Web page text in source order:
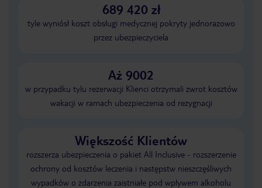
689 420 zł
tyle wyniósł koszt obsługi medycznej pokryty jednorazowo
przez ubezpieczyciela
Aż 9002
w przypadku tylu rezerwacji Klienci otrzymali zwrot kosztów
wakacji w ramach ubezpieczenia od rezygnacji
Większość Klientów
rozszerza ubezpieczenia o pakiet All Inclusive - rozszerzenie
ochrony od kosztów leczenia i następstw nieszczęśliwych
wypadków o zdarzenia zaistniałe pod wpływem alkoholu